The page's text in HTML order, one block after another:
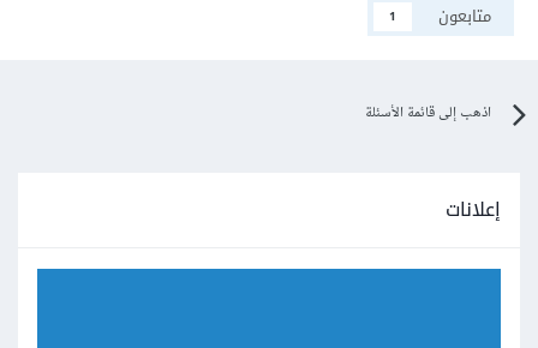
متابعون
1
اذهب إلى قائمة الأسئلة
إعلانات